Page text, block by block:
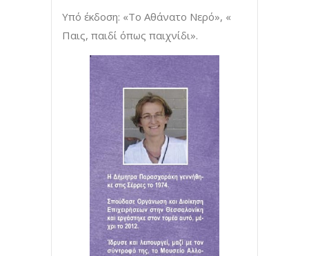
Υπό έκδοση: «Το Αθάνατο Νερό», «
Παις, παιδί όπως παιχνίδι».